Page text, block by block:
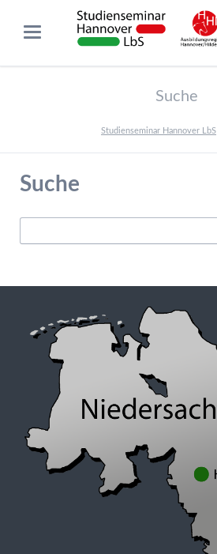
Suche
Studienseminar Hannover LbS
Suche